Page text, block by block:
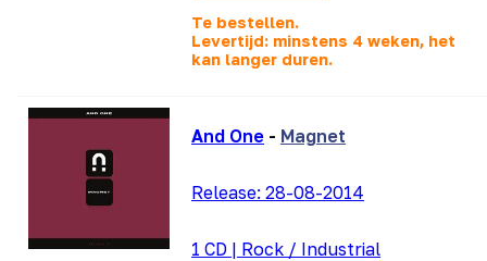
Te bestellen.
Levertijd: minstens 4 weken, het
kan langer duren.
And One - Magnet
Release: 28-08-2014
1 CD | Rock / Industrial